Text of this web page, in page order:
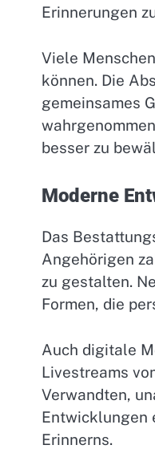
Erinnerungen
Viele
können. Die
gemeinsames
besser zu
Moderne
Das
Angehörigen
zu gestalten.
Formen, die
Auch digitale
Livestreams
Verwandten,
Entwicklungen
Erinnerns.